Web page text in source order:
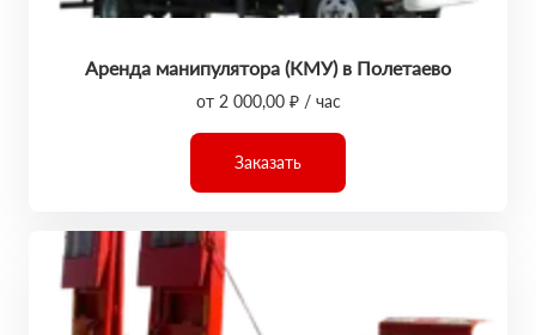
Аренда манипулятора (КМУ) в Полетаево
от 2 000,00 ₽ / час
Заказать